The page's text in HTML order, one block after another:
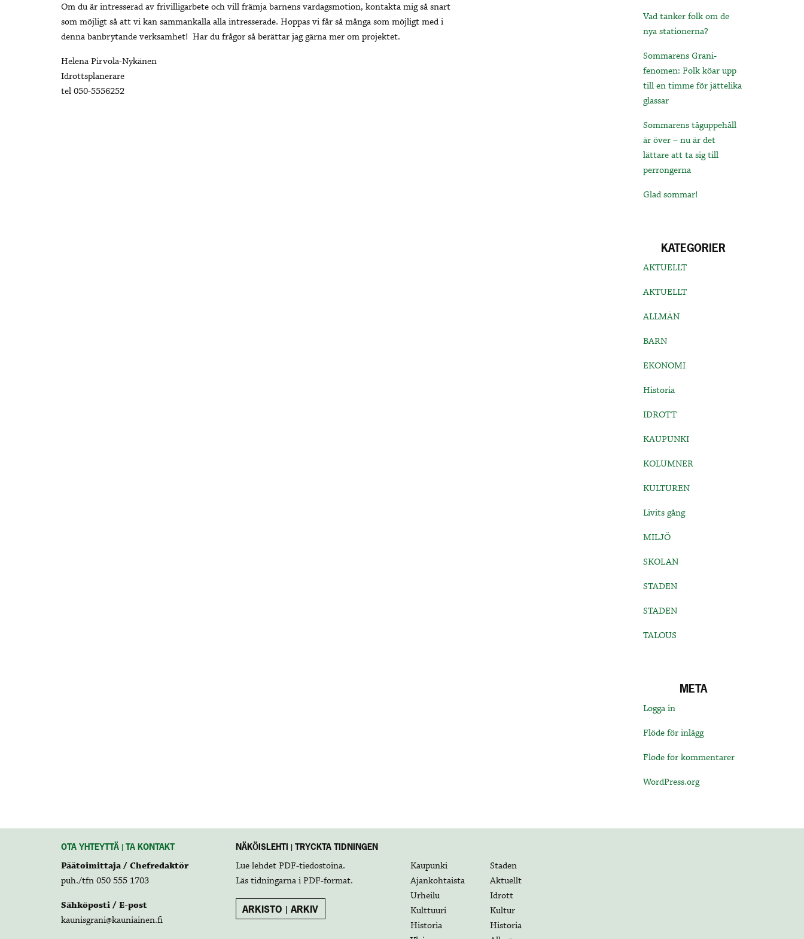
Om du är intresserad av frivilligarbete och vill främja barnens vardagsmotion, kontakta mig så snart
som möjligt så att vi kan sammankalla alla intresserade. Hoppas vi får så många som möjligt med i
denna banbrytande verksamhet! Har du frågor så berättar jag gärna mer om projektet.
Helena Pirvola-Nykänen
Idrottsplanerare
tel 050-5556252
Vad tänker folk om de
nya stationerna?
Sommarens Grani-
fenomen: Folk köar upp
till en timme för jättelika
glassar
Sommarens tåguppehåll
är över – nu är det
lättare att ta sig till
perrongerna
Glad sommar!
KATEGORIER
AKTUELLT
AKTUELLT
ALLMÄN
BARN
EKONOMI
Historia
IDROTT
KAUPUNKI
KOLUMNER
KULTUREN
Livits gång
MILJÖ
SKOLAN
STADEN
STADEN
TALOUS
META
Logga in
Flöde för inlägg
Flöde för kommentarer
WordPress.org
OTA YHTEYTTÄ | TA KONTAKT
Päätoimittaja / Chefredaktör
puh./tfn 050 555 1703
Sähköposti / E-post
kaunisgrani@kauniainen.fi
NÄKÖISLEHTI | TRYCKTA TIDNINGEN
Lue lehdet PDF-tiedostoina.
Läs tidningarna i PDF-format.
ARKISTO | ARKIV
Kaupunki
Staden
Ajankohtaista
Aktuellt
Urheilu
Idrott
Kulttuuri
Kultur
Historia
Historia